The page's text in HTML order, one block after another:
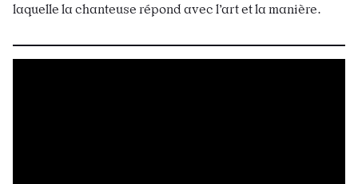
laquelle la chanteuse répond avec l’art et la manière.